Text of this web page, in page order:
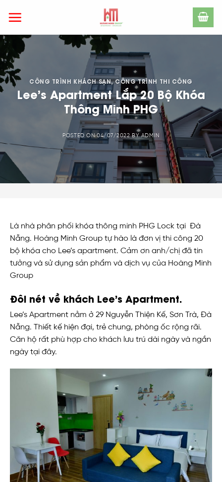
CÔNG TRÌNH KHÁCH SẠN,CÔNG TRÌNH THI CÔNG
Lee’s Apartment Lắp 20 Bộ Khóa
Thông Minh PHG
POSTED ON04/07/2022BYADMIN
Là nhà phân phối khóa thông minh PHG Lock tại Đà
Nẵng. Hoàng Minh Group tự hào là đơn vị thi công 20
bộ khóa cho Lee’s apartment. Cảm ơn anh/chị đã tin
tưởng và sử dụng sản phẩm và dịch vụ của Hoàng Minh
Group
Đôi nét về khách Lee’s Apartment.
Lee’s Apartment nằm ở 29 Nguyễn Thiện Kế, Sơn Trà, Đà
Nẵng. Thiết kế hiện đại, trẻ chung, phòng ốc rộng rãi.
Căn hộ rất phù hợp cho khách lưu trú dài ngày và ngắn
ngày tại đây.